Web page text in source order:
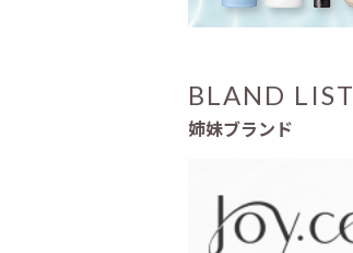
BLAND LIST
姉妹ブランド